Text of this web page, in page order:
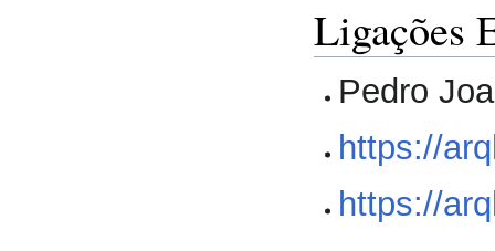
Ligações
Pedro
https://
https://